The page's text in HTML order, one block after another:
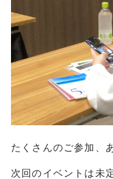
たくさんのご参加、
次回のイベントは未